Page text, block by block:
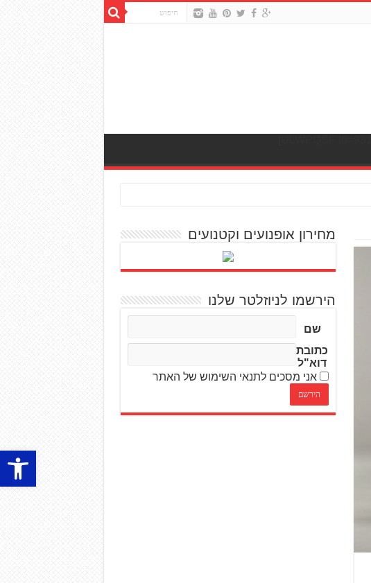
פתח
מחירון אופנועים וקטנועים
הירשמו לניוזלטר שלנו
שם
כתובת
דוא"ל
אני מסכים לתנאי השימוש של האתר